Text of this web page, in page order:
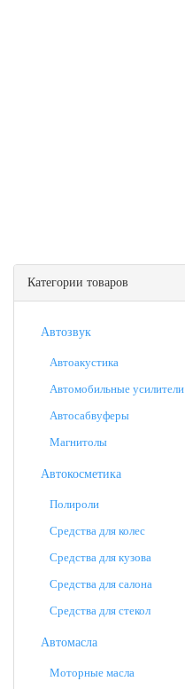
Категории товаров
Автозвук
Автоакустика
Автомобильные усилители
Автосабвуферы
Магнитолы
Автокосметика
Полироли
Средства для колес
Средства для кузова
Средства для салона
Средства для стекол
Автомасла
Моторные масла